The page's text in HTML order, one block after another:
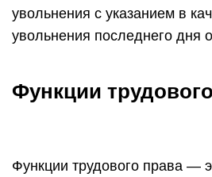
увольнения с указанием в
увольнения последнего дня
Функции
Функции трудового права —